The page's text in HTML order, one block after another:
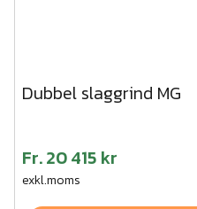
Dubbel slaggrind MG
Fr.20 415 kr
exkl.moms